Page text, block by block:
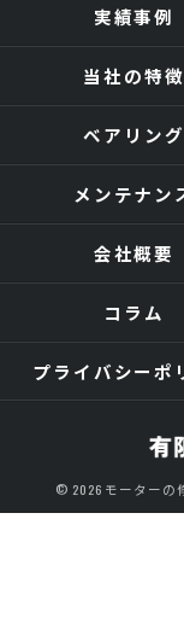
実績事例
当社の特徴
ベアリング
メンテナン
会社概要
コラム
プライバシーポ
© 2026 モーターの修